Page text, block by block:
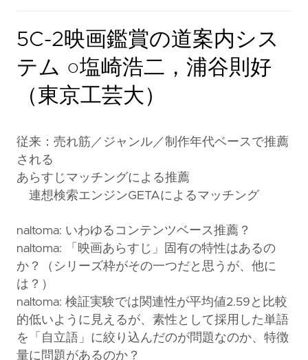
5C-2映画鑑賞の道案内シス
テム ○塩崎浩二，浦谷則好
（東京工芸大）
従来：売れ筋／ジャンル／制作年代ベースで推薦
される
あらすじマッチングによる推薦
連想検索エンジンGETAによるマッチング
naltoma: いわゆるコンテンツベース推薦？
naltoma: 「映画あらすじ」固有の特性はあるの
か？（シリーズ枠がその一つだと思うが、他に
は？）
naltoma: 検証実験では関連性が平均値2.59と比較
的低いように見えるが、素性として採用した単語
を「自立語」に絞り込んだのが問題なのか、特徴
量に問題があるのか？